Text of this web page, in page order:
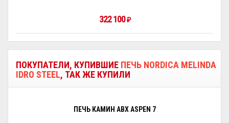
322 100₽
ПОКУПАТЕЛИ, КУПИВШИЕ ПЕЧЬ NORDICA MELINDA
IDRO STEEL, ТАК ЖЕ КУПИЛИ
ПЕЧЬ КАМИН ABX ASPEN 7